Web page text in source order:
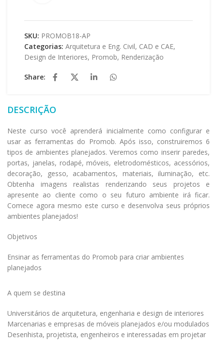
SKU: PROMOB18-AP
Categorias: Arquitetura e Eng. Civil, CAD e CAE,
Design de Interiores, Promob, Renderização
Share:
DESCRIÇÃO
Neste curso você aprenderá inicialmente como configurar e
usar as ferramentas do Promob. Após isso, construiremos 6
tipos de ambientes planejados. Veremos como inserir paredes,
portas, janelas, rodapé, móveis, eletrodomésticos, acessórios,
decoração, gesso, acabamentos, materiais, iluminação, etc.
Obtenha imagens realistas renderizando seus projetos e
apresente ao cliente como o seu futuro ambiente irá ficar.
Comece agora mesmo este curso e desenvolva seus próprios
ambientes planejados!
Objetivos
Ensinar as ferramentas do Promob para criar ambientes
planejados
A quem se destina
Universitários de arquitetura, engenharia e design de interiores
Marcenarias e empresas de móveis planejados e/ou modulados
Desenhista, projetista, engenheiros e interessadas em projetar